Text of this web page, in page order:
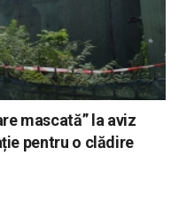
mascată” la aviz
pentru o clădire